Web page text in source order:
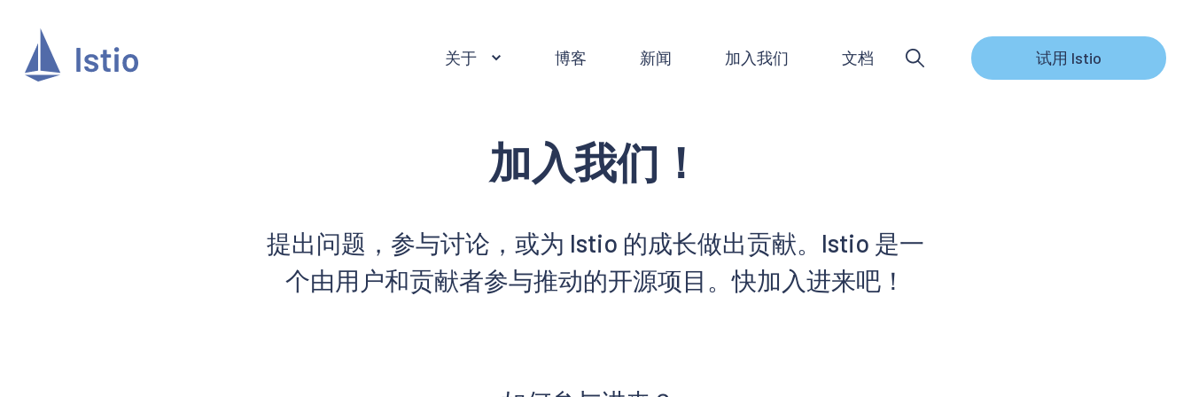
关于 博客 新闻 加入我们 文档 试用 Istio
加入我们！
提出问题，参与讨论，或为 Istio 的成长做出贡献。Istio 是一
个由用户和贡献者参与推动的开源项目。快加入进来吧！